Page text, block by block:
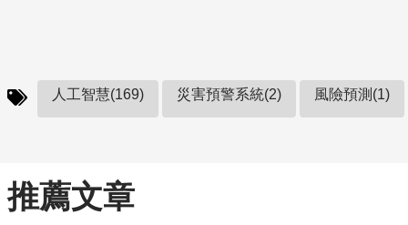
人工智慧(169) 災害預警系統(2) 風險預測(1)
推薦文章